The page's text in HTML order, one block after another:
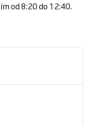
od 8:20 do 12:40.